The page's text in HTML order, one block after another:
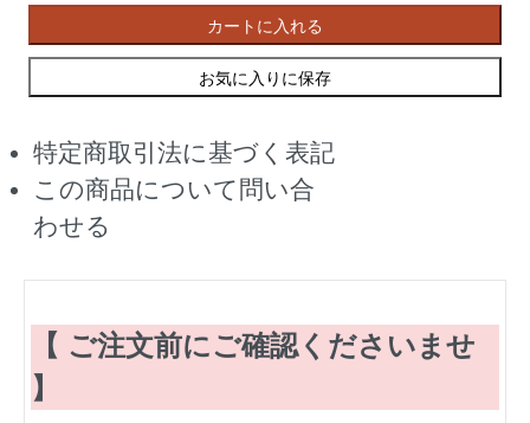
カートに入れる
お気に入りに保存
特定商取引法に基づく表記
この商品について問い合
わせる
【 ご注文前にご確認くださいませ
】